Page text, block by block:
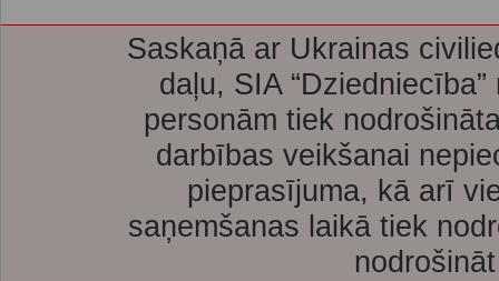
Saskaņā ar Ukrainas
daļu, SIA
personām tiek
darbības veikšanai
pieprasījuma, kā arī
saņemšanas laikā tiek